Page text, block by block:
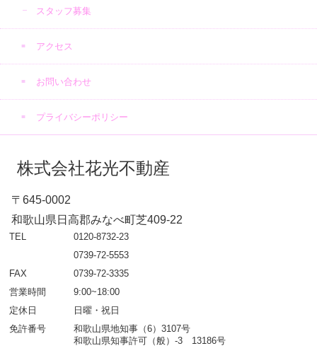
スタッフ募集
アクセス
お問い合わせ
プライバシーポリシー
株式会社花光不動産
〒645-0002
和歌山県日高郡みなべ町芝409-22
TEL
0120-8732-23
0739-72-5553
FAX
0739-72-3335
営業時間
9:00~18:00
定休日
日曜・祝日
免許番号
和歌山県地知事（6）3107号
和歌山県知事許可（般）-3 13186号